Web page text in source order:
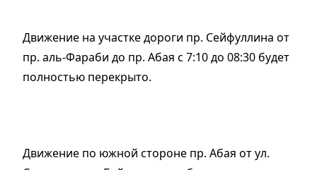
Движение на участке дороги пр. Сейфуллина от
пр. аль-Фараби до пр. Абая с 7:10 до 08:30 будет
полностью перекрыто.
Движение по южной стороне пр. Абая от ул.